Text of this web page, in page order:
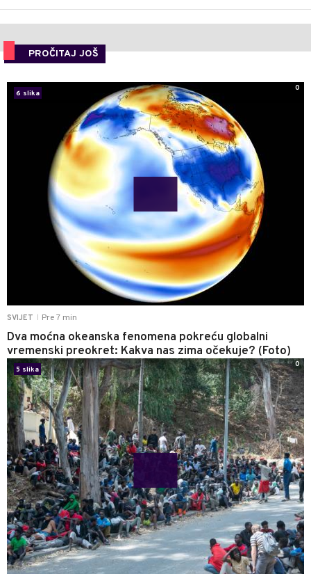
PROČITAJ JOŠ
SVIJET Pre 7 min
Dva moćna okeanska fenomena pokreću globalni
vremenski preokret: Kakva nas zima očekuje? (Foto)
6 slika
0
5 slika
0